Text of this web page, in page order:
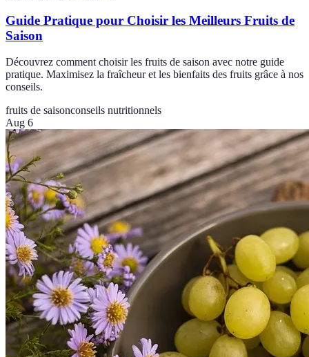
Guide Pratique pour Choisir les Meilleurs Fruits de
Saison
Découvrez comment choisir les fruits de saison avec notre guide
pratique. Maximisez la fraîcheur et les bienfaits des fruits grâce à nos
conseils.
fruits de saisonconseils nutritionnels
Aug 6